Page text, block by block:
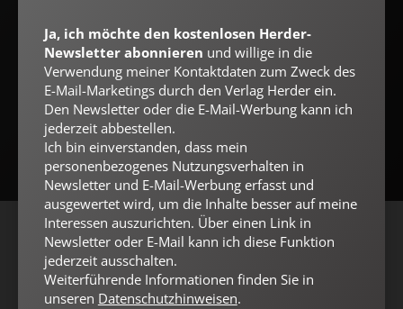
Jetzt anmelden
AGB und Widerrufsbelehrung Datenschutz Barrierefreiheit
Impressum
Ja, ich möchte den kostenlosen Herder-
Newsletter abonnieren und willige in die
Verwendung meiner Kontaktdaten zum Zweck des
E-Mail-Marketings durch den Verlag Herder ein.
Den Newsletter oder die E-Mail-Werbung kann ich
jederzeit abbestellen.
Ich bin einverstanden, dass mein
personenbezogenes Nutzungsverhalten in
Newsletter und E-Mail-Werbung erfasst und
ausgewertet wird, um die Inhalte besser auf meine
Interessen auszurichten. Über einen Link in
Newsletter oder E-Mail kann ich diese Funktion
jederzeit ausschalten.
Weiterführende Informationen finden Sie in
unseren Datenschutzhinweisen.